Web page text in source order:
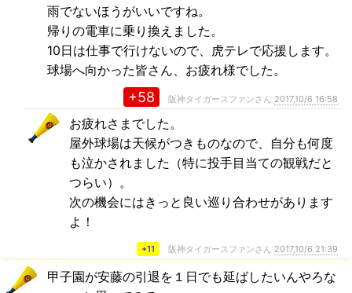
雨でないほうがいいですね。
帰りの電車に乗り換えました。
10日は仕事で行けないので、虎テレで応援します。
球場へ向かった皆さん、お疲れ様でした。
+58 阪神タイガースファンさん 2017,10/6 16:58
お疲れさまでした。
屋外球場は天候がつきものなので、自分も何度
も泣かされました（特に投手目当ての観戦だと
つらい）。
次の機会にはきっと良い巡り合わせがあります
よ！
+11 阪神タイガースファンさん 2017,10/6 21:39
甲子園が安藤の引退を１日でも延ばしたいんやろな